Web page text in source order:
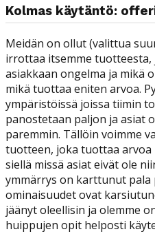
Kolmas käytäntö:
Meidän on ollut (valittua
irrottaa itsemme
asiakkaan ongelma ja mikä
mikä tuottaa eniten arvoa.
ympäristöissä joissa tiimin
panostetaan paljon ja asiat
paremmin. Tällöin voimme
tuotteen, joka tuottaa arvoa
siellä missä asiat eivät ole
ymmärrys on karttunut pala
ominaisuudet ovat
jäänyt oleellisin ja olemme
huippujen opit helposti